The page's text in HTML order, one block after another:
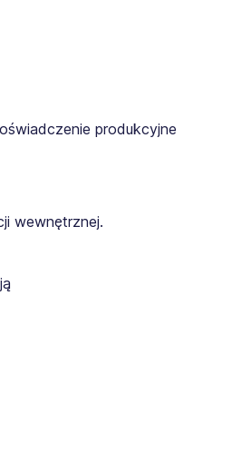
produkcyjne
wewnętrznej.